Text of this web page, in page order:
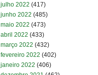
julho 2022 (417)
junho 2022 (485)
maio 2022 (473)
abril 2022 (433)
março 2022 (432)
fevereiro 2022 (402)
janeiro 2022 (406)